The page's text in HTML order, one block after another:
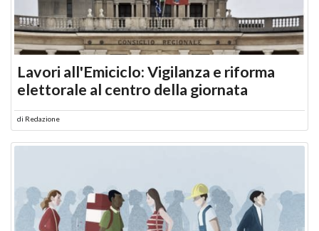
Lavori all'Emiciclo: Vigilanza e riforma
elettorale al centro della giornata
di Redazione